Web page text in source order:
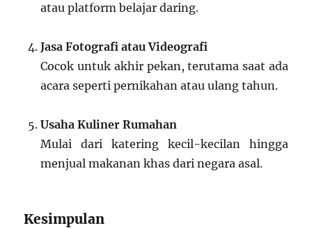
atau platform belajar daring.
Jasa Fotografi atau Videografi
Cocok untuk akhir pekan, terutama saat ada
acara seperti pernikahan atau ulang tahun.
Usaha Kuliner Rumahan
Mulai dari katering kecil-kecilan hingga
menjual makanan khas dari negara asal.
Kesimpulan